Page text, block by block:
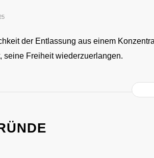
der Entlassung aus einem
seine Freiheit wiederzuerlangen.